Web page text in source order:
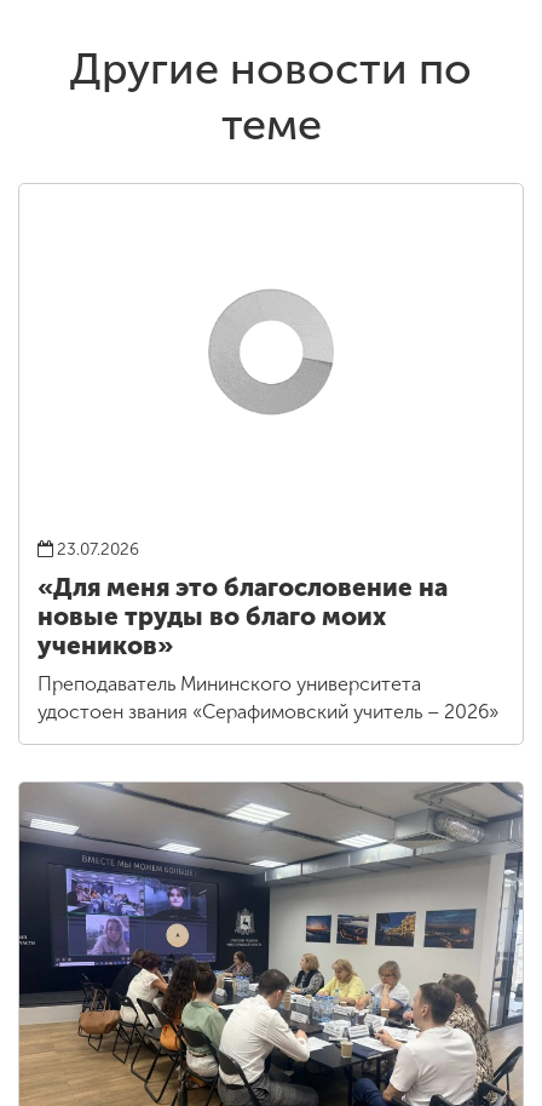
Другие новости по
теме
23.07.2026
«Для меня это благословение на
новые труды во благо моих
учеников»
Преподаватель Мининского университета
удостоен звания «Серафимовский учитель – 2026»